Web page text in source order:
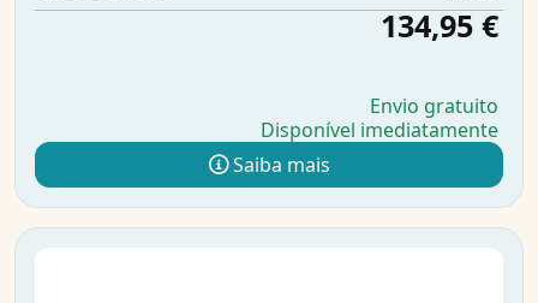
134,95 €
Envio gratuito
Disponível imediatamente
Saiba mais